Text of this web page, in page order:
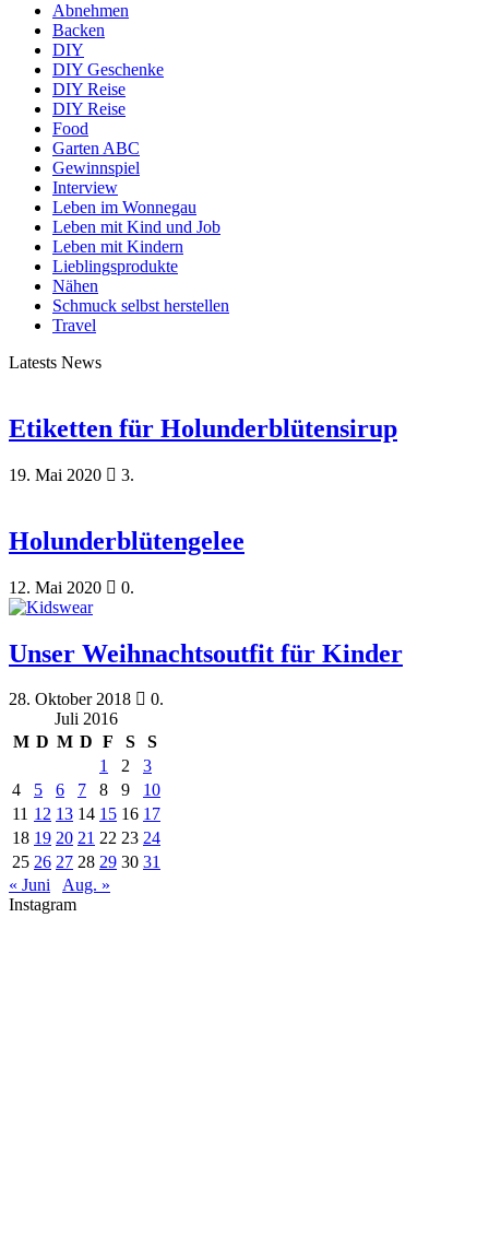
Abnehmen
Backen
DIY
DIY Geschenke
DIY Reise
DIY Reise
Food
Garten ABC
Gewinnspiel
Interview
Leben im Wonnegau
Leben mit Kind und Job
Leben mit Kindern
Lieblingsprodukte
Nähen
Schmuck selbst herstellen
Travel
Latests News
Etiketten für Holunderblütensirup
19. Mai 2020 3.
Holunderblütengelee
12. Mai 2020 0.
Unser Weihnachtsoutfit für Kinder
28. Oktober 2018
0.
Juli 2016
M D M D F S
S
1
2
3
4
5 6 7 8 9
10
11 12 13 14 15 16 17
18 19 20 21 22 23 24
25 26 27 28 29 30 31
« Juni
Aug. »
Instagram